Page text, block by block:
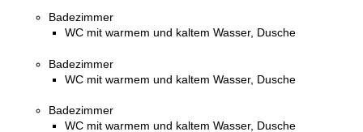
Badezimmer
WC mit warmem und kaltem Wasser, Dusche
Badezimmer
WC mit warmem und kaltem Wasser, Dusche
Badezimmer
WC mit warmem und kaltem Wasser, Dusche